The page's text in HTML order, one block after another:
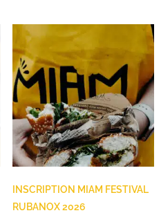
INSCRIPTION MIAM FESTIVAL
RUBANOX 2026